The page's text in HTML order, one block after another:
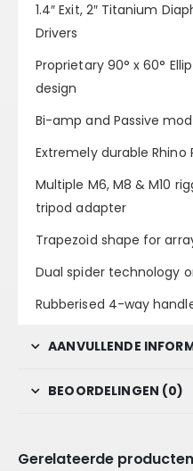
1.4″ Exit, 2″ Titanium
Drivers
Proprietary 90° x 60°
design
Bi-amp and Passive
Extremely durable
Multiple M6, M8 & M10
tripod adapter
Trapezoid shape for
Dual spider technology
Rubberised 4-way
AANVULLENDE
BEOORDELINGEN (0)
Gerelateerde producten